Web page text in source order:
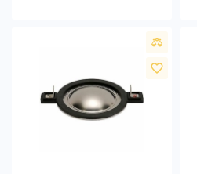
favorite_border